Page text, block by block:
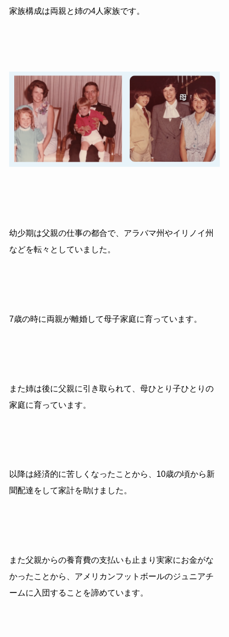
家族構成は両親と姉の4人家族です。
幼少期は父親の仕事の都合で、アラバマ州やイリノイ州
などを転々としていました。
7歳の時に両親が離婚して母子家庭に育っています。
また姉は後に父親に引き取られて、母ひとり子ひとりの
家庭に育っています。
以降は経済的に苦しくなったことから、 10歳の頃から新
聞配達をして家計を助けました。
また父親からの養育費の支払いも止まり実家にお金がな
かったことから、アメリカンフットボールのジュニアチ
ームに入団することを諦めています。